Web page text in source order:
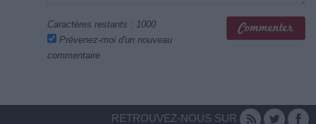
Caractères restants : 1000
Prévenez-moi d'un nouveau
commentaire
RETROUVEZ-NOUS SUR